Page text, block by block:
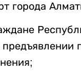
города